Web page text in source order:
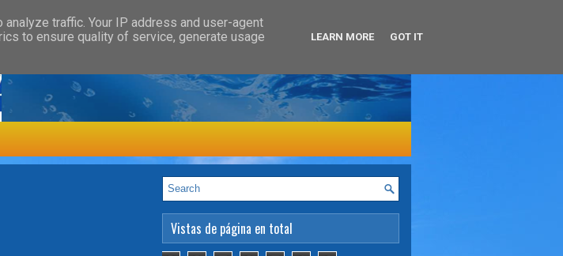
Vistas de página en total
traffic. Your IP address and user-agent
to ensure quality of service, generate usage
LEARN MORE GOT IT